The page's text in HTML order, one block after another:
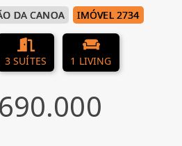
DA CANOA IMÓVEL 2734
3 SUÍTES 1 LIVING